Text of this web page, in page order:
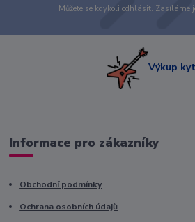
Můžete se kdykoli odhlásit. Zasíláme
Výkup
Informace pro zákazníky
Obchodní podmínky
Ochrana osobních údajů